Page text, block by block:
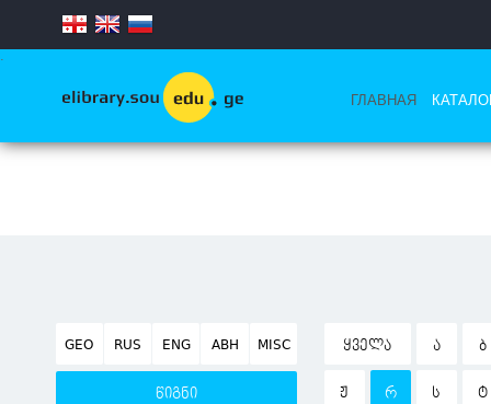
.
ГЛАВНАЯ
GEO RUS ENG ABH MISC
წიგნი
ᲧᲕᲔᲚᲐ Ა Ბ
Ჟ Რ Ს Ტ